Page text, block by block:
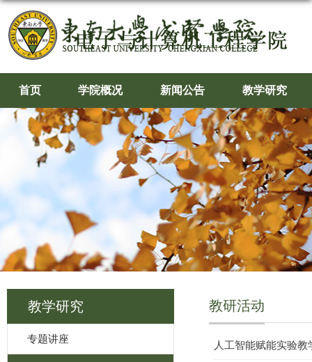
首页 学院概况 新闻公告 教学研究
教学研究
专题讲座
教研活动
人工智能赋能实验